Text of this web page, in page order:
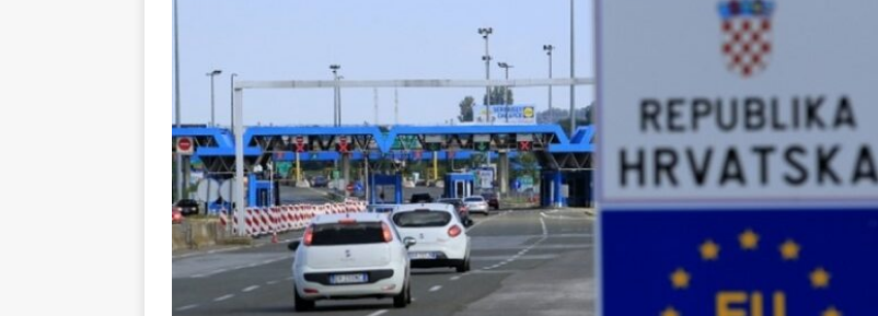
Na današnji dan, 29. srpnja 2018, preminuo je glazbeni genij Oliver Dragojević
[ 28.07.2026 ] Uhićen napadač iz Međugorja; ‘Slobodna Dalmacija‘ u posjedu dramatične
snimke potjere i hvatanja muškarca u polju kod granice!
CRNA KRONIKA
[ 06.08.2026 ] Vrhunac toplinskog vala. Svježije u petak. Negdje stižu i pljuskovi. VRIJEME